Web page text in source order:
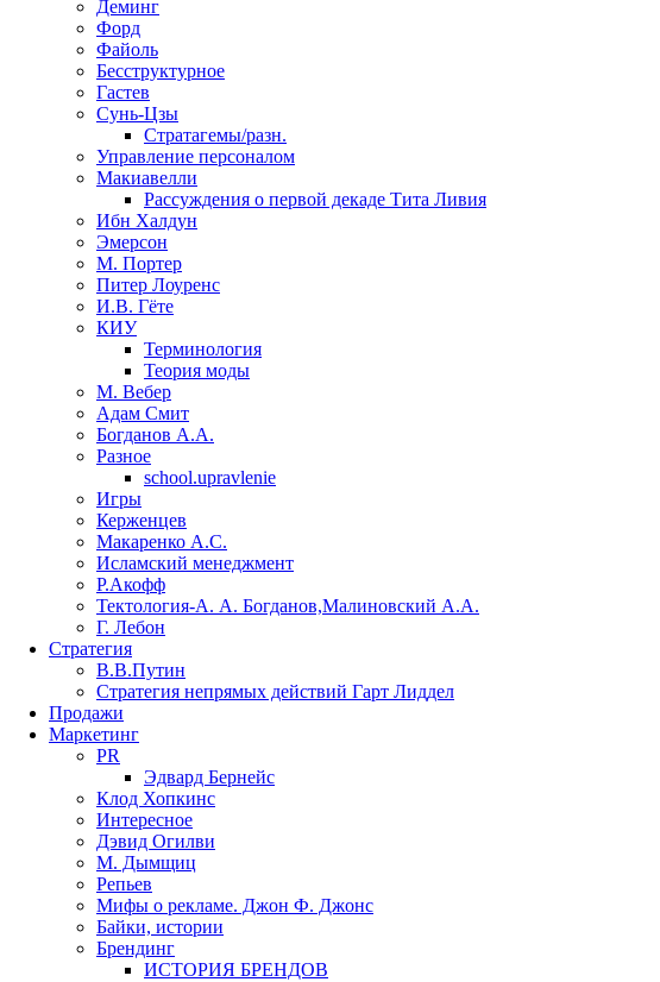
Деминг
Форд
Файоль
Бесструктурное
Гастев
Сунь-Цзы
Стратагемы/разн.
Управление персоналом
Макиавелли
Рассуждения о первой декаде Тита Ливия
Ибн Халдун
Эмерсон
М. Портер
Питер Лоуренс
И.В. Гёте
КИУ
Терминология
Теория моды
М. Вебер
Адам Смит
Богданов А.А.
Разное
school.upravlenie
Игры
Керженцев
Макаренко А.С.
Исламский менеджмент
Р.Акофф
Тектология-А. А. Богданов,Малиновский А.А.
​Г. Лебон
Стратегия
В.В.Путин
​Стратегия непрямых действий Гарт Лиддел
Продажи
Маркетинг
PR
Эдвард Бернейс
Клод Хопкинс
Интересное
Дэвид Огилви
М. Дымщиц
Репьев
Мифы о рекламе. Джон Ф. Джонс
Байки, истории
Брендинг
ИСТОРИЯ БРЕНДОВ